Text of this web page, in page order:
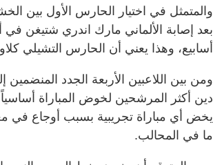
والمتمثل في اختيار الحارس الأول بين
بعد إصابة الألماني مارك اندري شتيغن
أسابيع، وهذا يعني أن الحارس التشيلي
ومن بين اللاعبين الأربعة الجدد
دين أكثر المرشحين لخوض المباراة
يخض أي مباراة تجريبية بسبب أوجاع في
ما في المحالب.